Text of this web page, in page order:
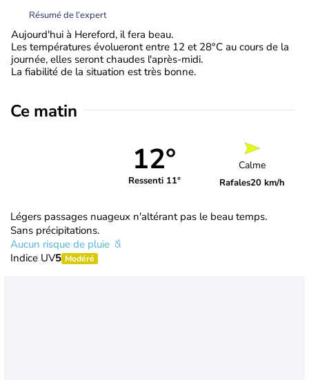
Résumé de l’expert
Aujourd'hui à Hereford, il fera beau.
Les températures évolueront entre 12 et 28°C au cours de la
journée, elles seront chaudes l'après-midi.
La fiabilité de la situation est très bonne.
Ce matin
12°
Ressenti 11°
Calme
Rafales20 km/h
Légers passages nuageux n'altérant pas le beau temps.
Sans précipitations.
Aucun risque de pluie
Indice UV5 Modéré